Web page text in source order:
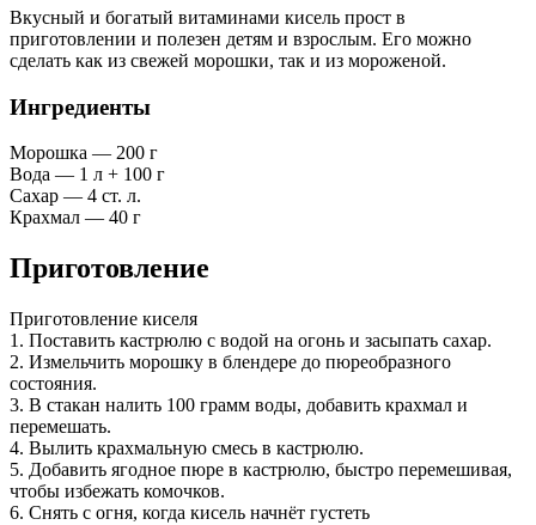
Вкусный и богатый витаминами кисель прост в
приготовлении и полезен детям и взрослым. Его можно
сделать как из свежей морошки, так и из мороженой.
Ингредиенты
Морошка — 200 г
Вода — 1 л + 100 г
Сахар — 4 ст. л.
Крахмал — 40 г
Приготовление
Приготовление киселя
1. Поставить кастрюлю с водой на огонь и засыпать сахар.
2. Измельчить морошку в блендере до пюреобразного
состояния.
3. В стакан налить 100 грамм воды, добавить крахмал и
перемешать.
4. Вылить крахмальную смесь в кастрюлю.
5. Добавить ягодное пюре в кастрюлю, быстро перемешивая,
чтобы избежать комочков.
6. Снять с огня, когда кисель начнёт густеть